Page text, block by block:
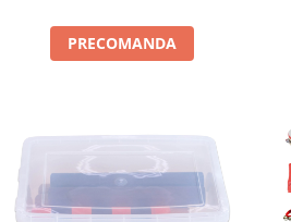
PRECOMANDA